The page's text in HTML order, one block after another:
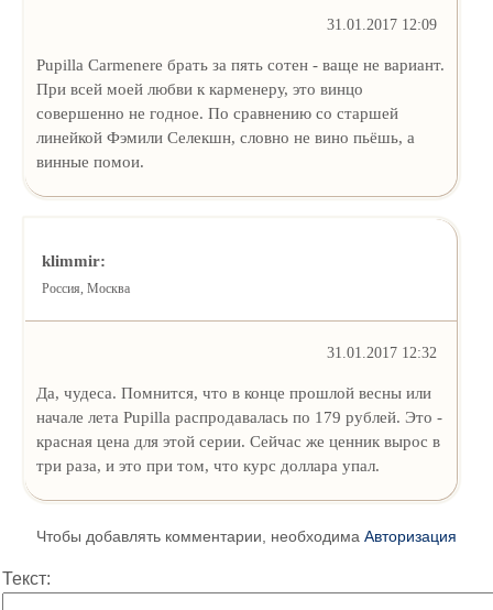
31.01.2017 12:09
Pupilla Carmenere брать за пять сотен - ваще не вариант.
При всей моей любви к карменеру, это винцо
совершенно не годное. По сравнению со старшей
линейкой Фэмили Селекшн, словно не вино пьёшь, а
винные помои.
klimmir:
Россия, Москва
31.01.2017 12:32
Да, чудеса. Помнится, что в конце прошлой весны или
начале лета Pupilla распродавалась по 179 рублей. Это -
красная цена для этой серии. Сейчас же ценник вырос в
три раза, и это при том, что курс доллара упал.
Чтобы добавлять комментарии, необходима Авторизация
Текст: